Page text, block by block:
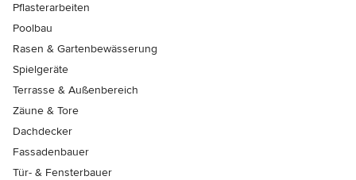
Pflasterarbeiten
Poolbau
Rasen & Gartenbewässerung
Spielgeräte
Terrasse & Außenbereich
Zäune & Tore
Dachdecker
Fassadenbauer
Tür- & Fensterbauer